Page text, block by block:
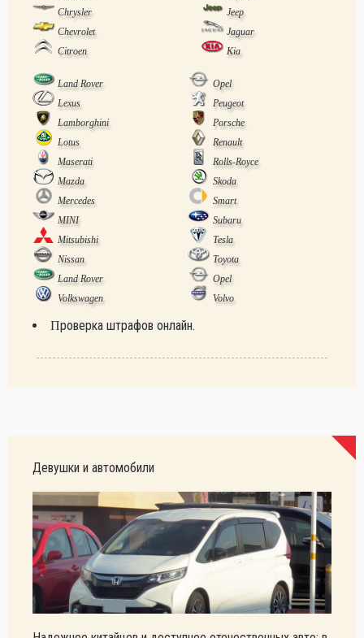
Chrysler
Jeep
Chevrolet
Jaguar
Citroen
Kia
Land Rover
Opel
Lexus
Peugeot
Lamborghini
Porsche
Lotus
Renault
Maserati
Rolls-Royce
Mazda
Skoda
Mercedes
Smart
MINI
Subaru
Mitsubishi
Tesla
Nissan
Toyota
Land Rover
Opel
Volkswagen
Volvo
Проверка штрафов онлайн.
Девушки и автомобили